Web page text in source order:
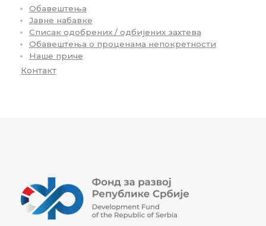
Обавештења
Јавне набавке
Списак одобрених / одбијених захтева
Обавештења о проценама непокретности
Наше приче
Контакт